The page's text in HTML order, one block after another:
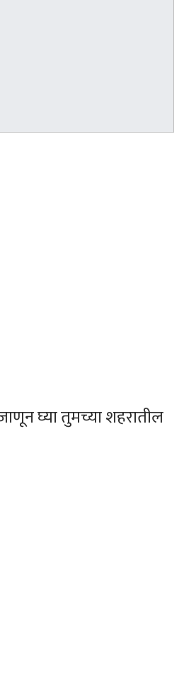
घ्या तुमच्या शहरातील